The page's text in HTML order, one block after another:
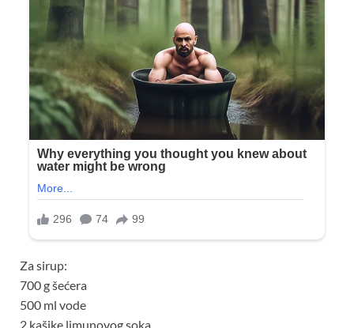
Za sirup:
700 g šećera
500 ml vode
2 kašike limunovog soka